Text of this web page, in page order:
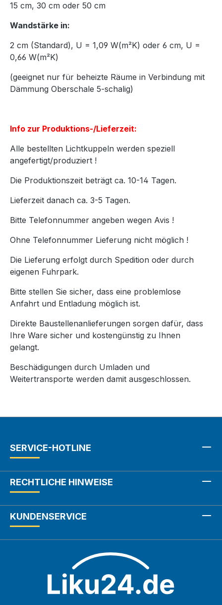
15 cm, 30 cm oder 50 cm
Wandstärke in:
2 cm (Standard), U = 1,09 W(m²K) oder 6 cm, U =
0,66 W(m²K)
(geeignet nur für beheizte Räume in Verbindung mit
Dämmung Oberschale 5-schalig)
Info zur Produktions-/Lieferzeit:
Alle bestellten Lichtkuppeln werden speziell
angefertigt/produziert !
Die Produktionszeit beträgt ca. 10-14 Tagen.
Lieferzeit danach ca. 3-5 Tagen.
Bitte Telefonnummer angeben wegen Avis !
Ohne Telefonnummer Lieferung nicht möglich !
Die Lieferung erfolgt durch Spedition oder durch
eigenen Fuhrpark.
Bitte stellen Sie sicher, dass eine problemlose
Anfahrt und Entladung möglich ist.
Direkte Baustellenanlieferungen sorgen dafür, dass
Ihre Ware sicher und kostengünstig zu Ihnen
gelangt.
Beschädigungen durch Umladen und
Weitertransporte werden damit ausgeschlossen.
SERVICE-HOTLINE
RECHTLICHE HINWEISE
KUNDENSERVICE